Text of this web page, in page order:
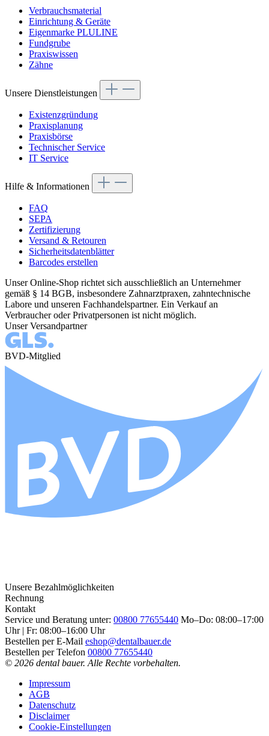
Verbrauchsmaterial
Einrichtung & Geräte
Eigenmarke PLULINE
Fundgrube
Praxiswissen
Zähne
Unsere Dienstleistungen
Existenzgründung
Praxisplanung
Praxisbörse
Technischer Service
IT Service
Hilfe & Informationen
FAQ
SEPA
Zertifizierung
Versand & Retouren
Sicherheitsdatenblätter
Barcodes erstellen
Unser Online-Shop richtet sich ausschließlich an Unternehmer
gemäß § 14 BGB, insbesondere Zahnarztpraxen, zahntechnische
Labore und unseren Fachhandelspartner. Ein Verkauf an
Verbraucher oder Privatpersonen ist nicht möglich.
Unser Versandpartner
BVD-Mitglied
Unsere Bezahlmöglichkeiten
Rechnung
Kontakt
Service und Beratung unter: 00800 77655440 Mo–Do: 08:00–17:00
Uhr | Fr: 08:00–16:00 Uhr
Bestellen per E-Mail eshop@dentalbauer.de
Bestellen per Telefon 00800 77655440
© 2026 dental bauer. Alle Rechte vorbehalten.
Impressum
AGB
Datenschutz
Disclaimer
Cookie-Einstellungen